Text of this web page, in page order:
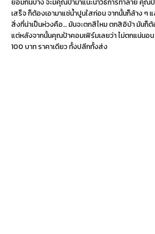
ยอมกันบ้าง จะมีคุณป้ามาแนะนำวิธีการทำลาย คุณ
เสร็จ ก็ต้องเอามาแช่น้ำปูนใสก่อน จากนั้นก็ล้าง ๆ
สิ่งที่น่าเป็นห่วงคือ… มันจะตกสีไหม ตกสิอิบ้า มันก็
แต่หลังจากนั้นคุณป้าคอมเฟิร์มเลยว่า ไม่ตกแน่นอ
100 บาท ราคาเดียว ทั้งปลีกทั้งส่ง